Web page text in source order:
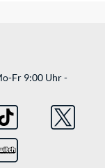
Fr 9:00 Uhr -